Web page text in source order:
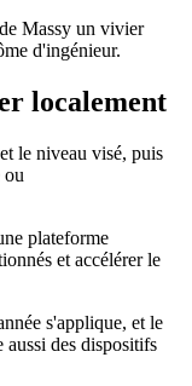
Massy un vivier
d'ingénieur.
localement
le niveau visé, puis
ou
plateforme
et accélérer le
s'applique, et le
aussi des dispositifs